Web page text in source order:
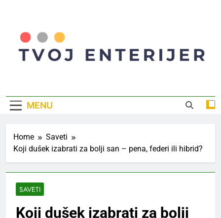
MENU
Home
Saveti
Koji dušek izabrati za bolji san – pena, federi ili hibrid?
SAVETI
Koji dušek izabrati za bolji